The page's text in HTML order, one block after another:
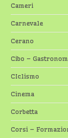
Cameri
Carnevale
Cerano
Cibo –
CIclismo
Cinema
Corbetta
Corsi –